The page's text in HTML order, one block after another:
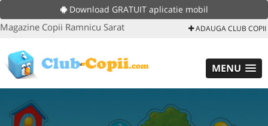
Download GRATUIT aplicatie mobil
Magazine Copii Ramnicu Sarat ADAUGA CLUB COPII
MENU